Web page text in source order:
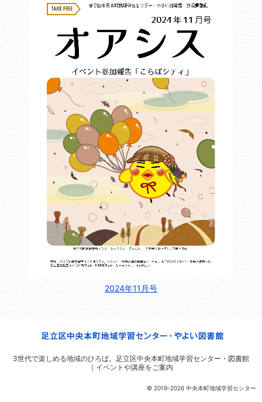
2024年11月号
© 2019-2026 中央本町地域学習センター
3世代で楽しめる地域のひろば。 足立区中央本町地域学習センター・図書館
｜イベントや講座をご案内